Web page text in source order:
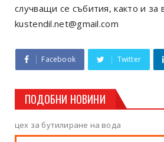
случващи се събития, както и
kustendil.net@gmail.com
Facebook Twitter
ПОДОБНИ НОВИНИ
цех за бутилиране на вода